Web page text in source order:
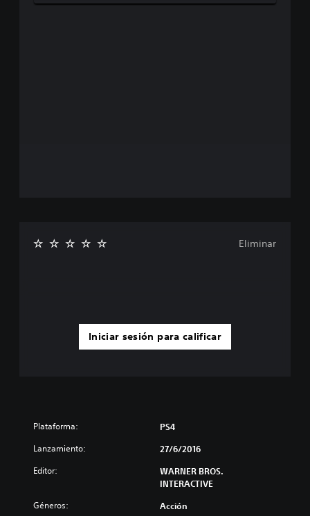
Iniciar sesión para calificar
Eliminar
Plataforma: PS4
Lanzamiento: 27/6/2016
Editor:
WARNER BROS.
INTERACTIVE
Géneros: Acción